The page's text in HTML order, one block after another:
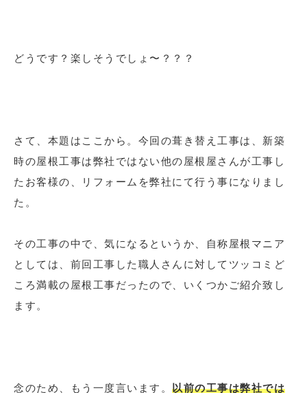
どうです？楽しそうでしょ〜？？？
さて、本題はここから。今回の葺き替え工事は、新築
時の屋根工事は弊社ではない他の屋根屋さんが工事し
たお客様の、リフォームを弊社にて行う事になりまし
た。
その工事の中で、気になるというか、自称屋根マニア
としては、前回工事した職人さんに対してツッコミど
ころ満載の屋根工事だったので、いくつかご紹介致し
ます。
念のため、もう一度言います。 以前の工事は弊社では